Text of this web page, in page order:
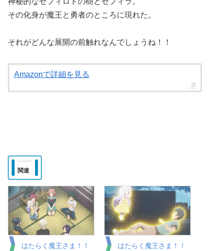
その化身が魔王と勇者のところに現れた。
それがどんな展開の前触れなんでしょうね！！
Amazonで詳細を見る
関連
はたらく魔王さま！！
はたらく魔王さま！！